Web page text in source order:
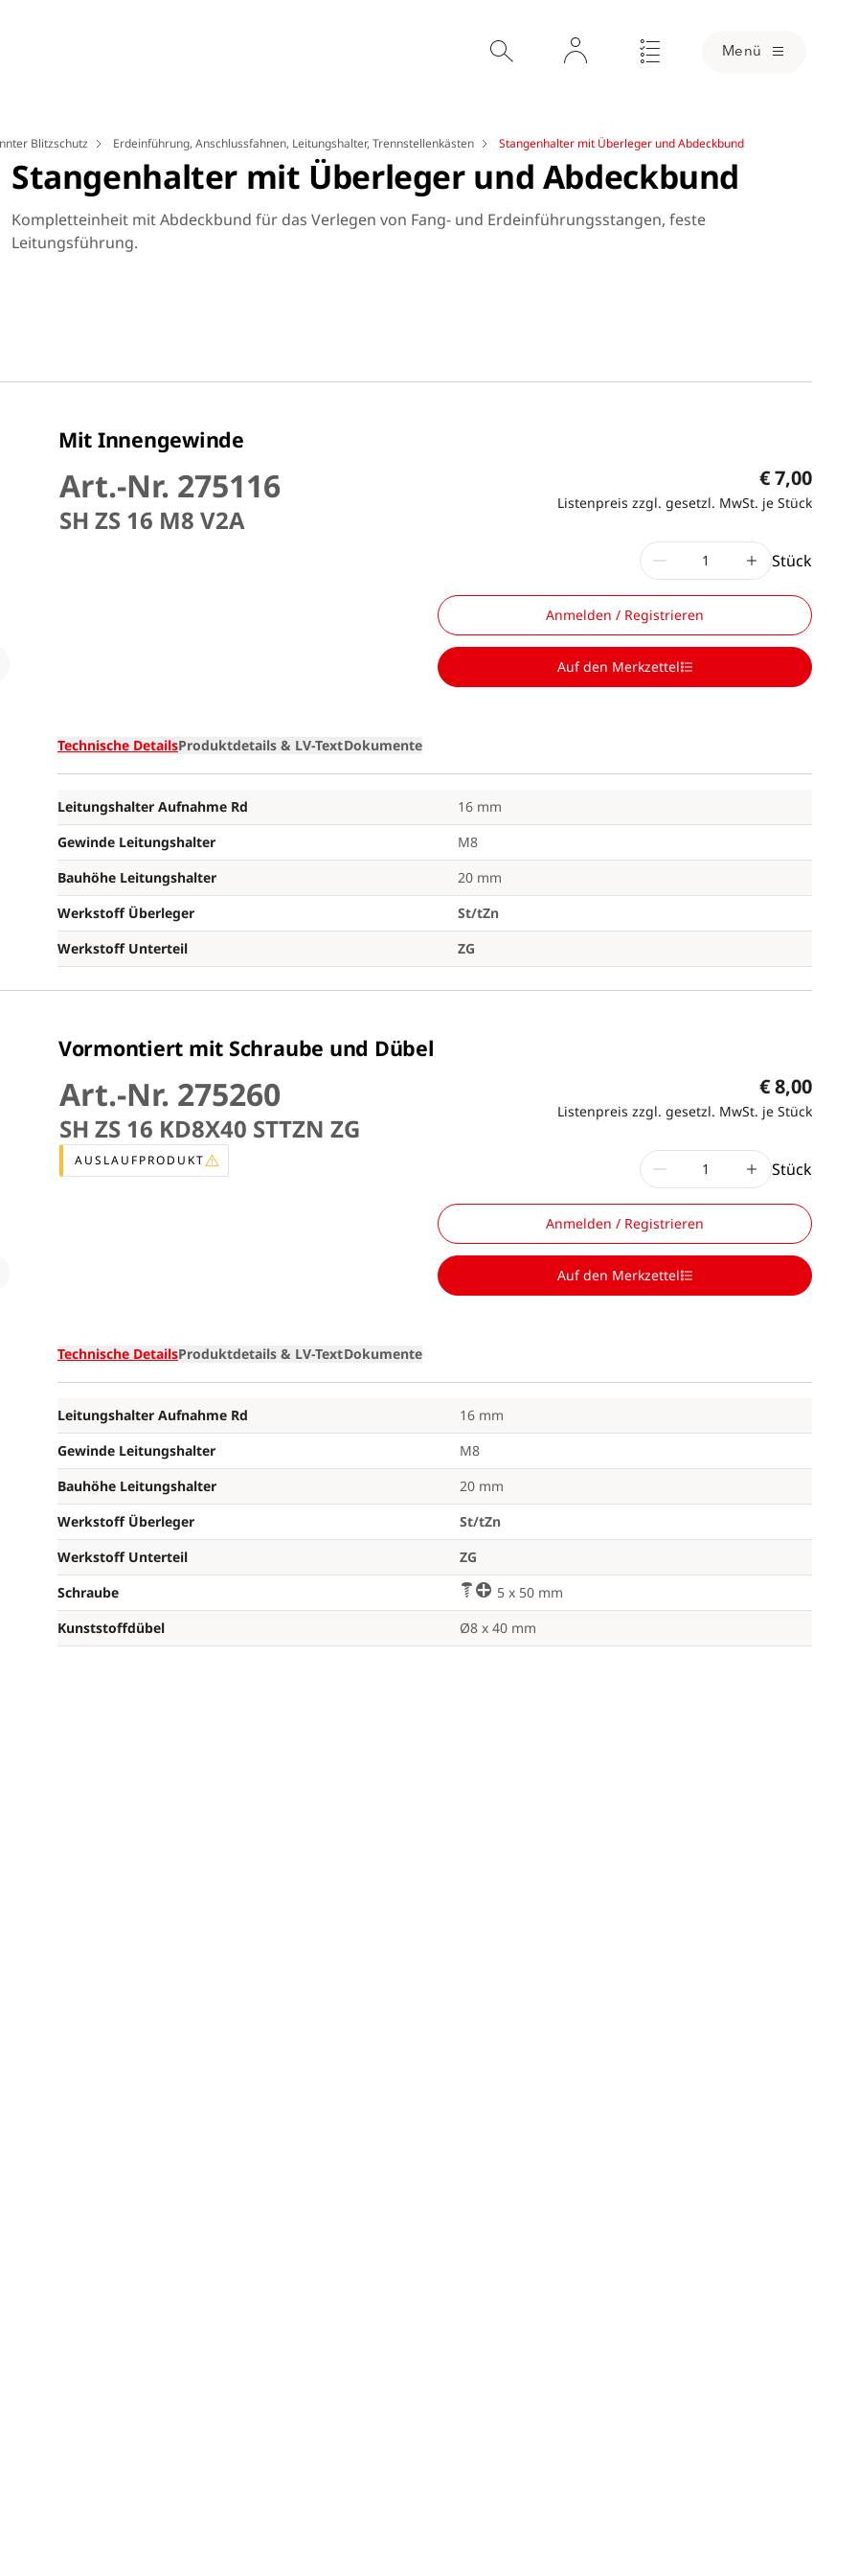
Menü
Blitzschutz Erdeinführung, Anschlussfahnen, Leitungshalter, Trennstellenkästen Stangenhalter mit Überleger und Abdeckbund
Stangenhalter mit Überleger und Abdeckbund
Kompletteinheit mit Abdeckbund für das Verlegen von Fang- und Erdeinführungsstangen, feste
Leitungsführung.
Mit Innengewinde
Art.-Nr. 275116
SH ZS 16 M8 V2A
€ 7,00
Listenpreis zzgl. gesetzl. MwSt. je Stück
Stück
Anmelden / Registrieren
Auf den Merkzettel
Technische DetailsProduktdetails & LV-TextDokumente
Leitungshalter Aufnahme Rd
16 mm
Gewinde Leitungshalter
M8
Bauhöhe Leitungshalter
20 mm
Werkstoff Überleger
St/tZn
Werkstoff Unterteil
ZG
Vormontiert mit Schraube und Dübel
Art.-Nr. 275260
SH ZS 16 KD8X40 STTZN ZG
AUSLAUFPRODUKT
€ 8,00
Listenpreis zzgl. gesetzl. MwSt. je Stück
Stück
Anmelden / Registrieren
Auf den Merkzettel
Technische DetailsProduktdetails & LV-TextDokumente
Leitungshalter Aufnahme Rd
16 mm
Gewinde Leitungshalter
M8
Bauhöhe Leitungshalter
20 mm
Werkstoff Überleger
St/tZn
Werkstoff Unterteil
ZG
Schraube
ak 5 x 50 mm
Kunststoffdübel
Ø8 x 40 mm